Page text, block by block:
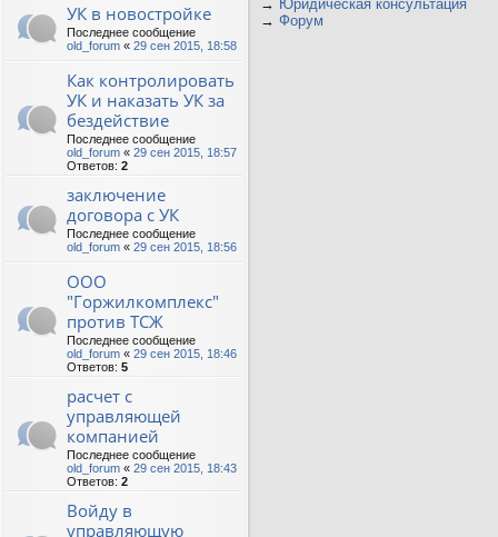
УК в новостройке
Последнее сообщение
old_forum « 29 сен 2015, 18:58
Как контролировать
УК и наказать УК за
бездействие
Последнее сообщение
old_forum « 29 сен 2015, 18:57
Ответов: 2
заключение
договора с УК
Последнее сообщение
old_forum « 29 сен 2015, 18:56
ООО
"Горжилкомплекс"
против ТСЖ
Последнее сообщение
old_forum « 29 сен 2015, 18:46
Ответов: 5
расчет с
управляющей
компанией
Последнее сообщение
old_forum « 29 сен 2015, 18:43
Ответов: 2
Войду в
управляющую
→ Юридическая консультация
→ Форум